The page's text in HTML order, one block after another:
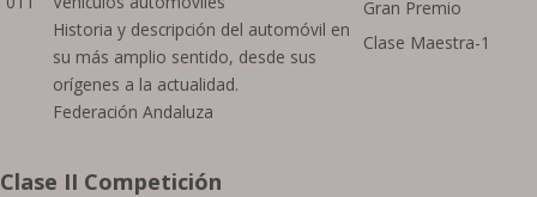
Historia y descripción del automóvil en
su más amplio sentido, desde sus
orígenes a la actualidad.
Federación Andaluza
Gran Premio
Clase Maestra-1
Clase II Competición